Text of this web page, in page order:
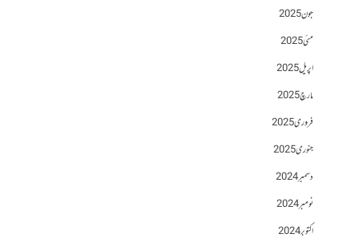
جون 2025
مئی 2025
اپریل 2025
مارچ 2025
فروری 2025
جنوری 2025
دسمبر 2024
نومبر 2024
اکتوبر 2024